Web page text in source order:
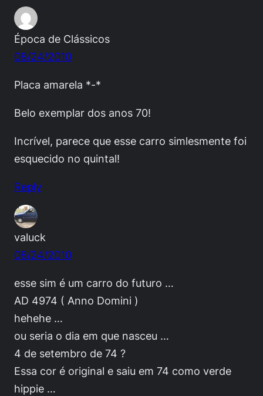
Época de Clássicos
08/24/2010
Placa amarela *-*
Belo exemplar dos anos 70!
Incrível, parece que esse carro simlesmente foi
esquecido no quintal!
Reply
valuck
08/24/2010
esse sim é um carro do futuro …
AD 4974 ( Anno Domini )
hehehe …
ou seria o dia em que nasceu …
4 de setembro de 74 ?
Essa cor é original e saiu em 74 como verde
hippie …